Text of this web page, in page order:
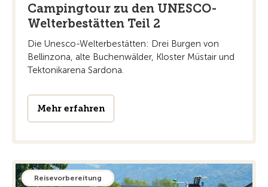
Campingtour zu den UNESCO-
Welterbestätten Teil 2
Die Unesco-Welterbestätten: Drei Burgen von
Bellinzona, alte Buchenwälder, Kloster Müstair und
Tektonikarena Sardona.
Mehr erfahren
Reisevorbereitung